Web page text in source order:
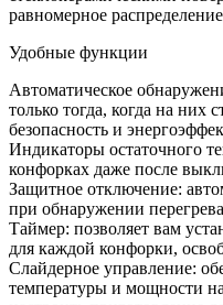
равномерное
Удобные функции
Автоматическое
только тогда, когда на них
безопасность и
Индикаторы остаточного
конфорках даже после
Защитное отключение:
при обнаружении
Таймер: позволяет вам
для каждой конфорки,
Слайдерное управление:
температуры и мощности